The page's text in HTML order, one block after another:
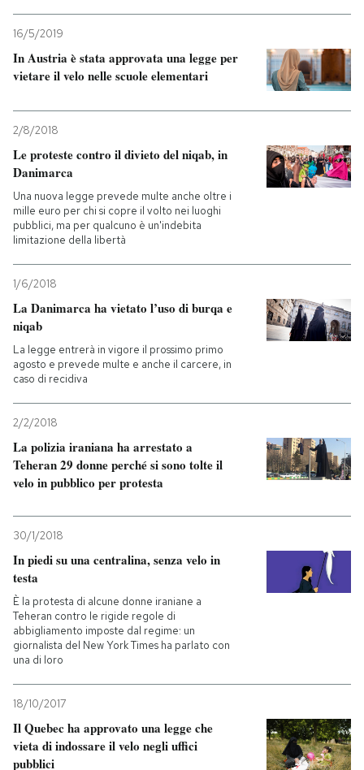
16/5/2019
In Austria è stata approvata una legge per
vietare il velo nelle scuole elementari
2/8/2018
Le proteste contro il divieto del niqab, in
Danimarca
Una nuova legge prevede multe anche oltre i
mille euro per chi si copre il volto nei luoghi
pubblici, ma per qualcuno è un'indebita
limitazione della libertà
1/6/2018
La Danimarca ha vietato l’uso di burqa e
niqab
La legge entrerà in vigore il prossimo primo
agosto e prevede multe e anche il carcere, in
caso di recidiva
2/2/2018
La polizia iraniana ha arrestato a
Teheran 29 donne perché si sono tolte il
velo in pubblico per protesta
30/1/2018
In piedi su una centralina, senza velo in
testa
È la protesta di alcune donne iraniane a
Teheran contro le rigide regole di
abbigliamento imposte dal regime: un
giornalista del New York Times ha parlato con
una di loro
18/10/2017
Il Quebec ha approvato una legge che
vieta di indossare il velo negli uffici
pubblici